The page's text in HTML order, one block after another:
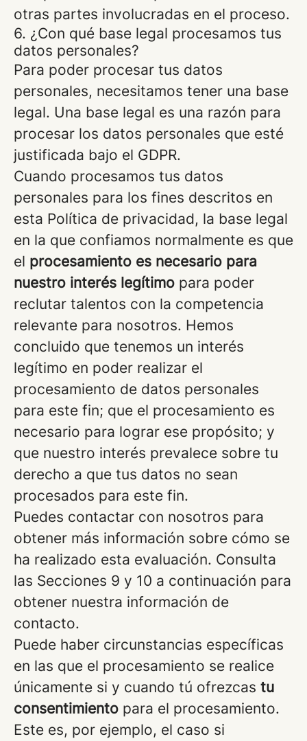
otras partes involucradas en el proceso.
6. ¿Con qué base legal procesamos tus
datos personales?
Para poder procesar tus datos
personales, necesitamos tener una base
legal. Una base legal es una razón para
procesar los datos personales que esté
justificada bajo el GDPR.
Cuando procesamos tus datos
personales para los fines descritos en
esta Política de privacidad, la base legal
en la que confiamos normalmente es que
el procesamiento es necesario para
nuestro interés legítimo para poder
reclutar talentos con la competencia
relevante para nosotros. Hemos
concluido que tenemos un interés
legítimo en poder realizar el
procesamiento de datos personales
para este fin; que el procesamiento es
necesario para lograr ese propósito; y
que nuestro interés prevalece sobre tu
derecho a que tus datos no sean
procesados para este fin.
Puedes contactar con nosotros para
obtener más información sobre cómo se
ha realizado esta evaluación. Consulta
las Secciones 9 y 10 a continuación para
obtener nuestra información de
contacto.
Puede haber circunstancias específicas
en las que el procesamiento se realice
únicamente si y cuando tú ofrezcas tu
consentimiento para el procesamiento.
Este es, por ejemplo, el caso si